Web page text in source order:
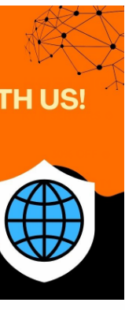
NOTICIAS
TECH
miles
NOTICIAS
de